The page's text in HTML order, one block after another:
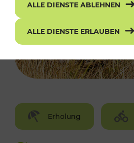
Erholung
ALLE DIENSTE ABLEHNEN
ALLE DIENSTE ERLAUBEN